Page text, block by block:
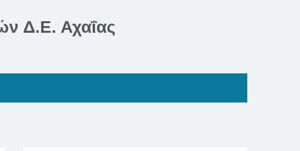
Δ.Ε. Αχαΐας